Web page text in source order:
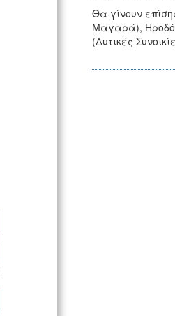
Θα γίνουν
Μαγαρά),
(Δυτικές